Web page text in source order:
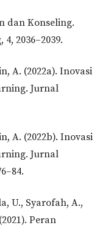
dan Konseling.
2036–2039.
A. (2022a). Inovasi
Jurnal
A. (2022b). Inovasi
Jurnal
U., Syarofah, A.,
Peran